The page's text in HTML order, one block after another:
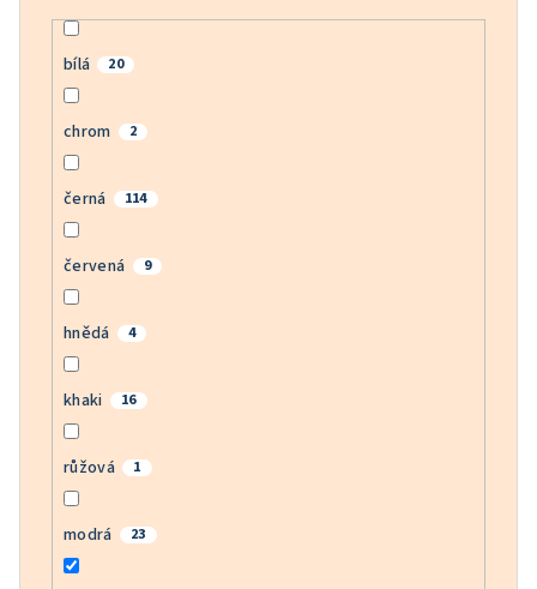
bílá 20
chrom 2
černá 114
červená 9
hnědá 4
khaki 16
růžová 1
modrá 23